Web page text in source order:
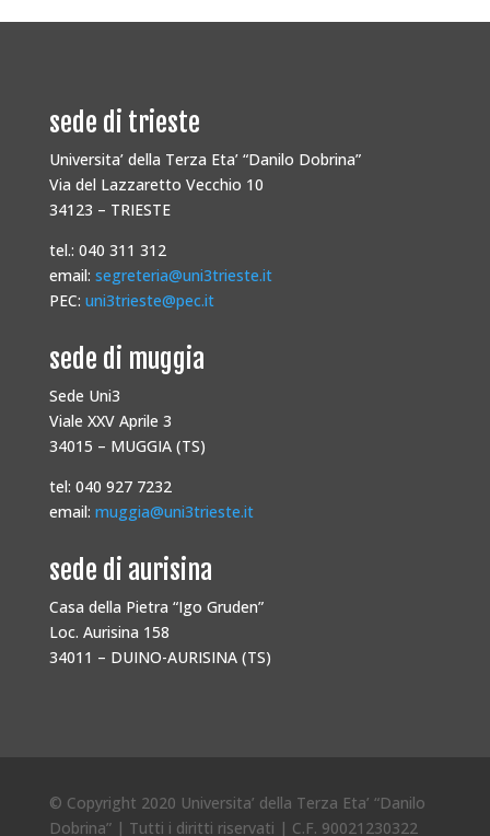
sede di trieste
Universita’ della Terza Eta’ “Danilo Dobrina”
Via del Lazzaretto Vecchio 10
34123 – TRIESTE
tel.: 040 311 312
email: segreteria@uni3trieste.it
PEC: uni3trieste@pec.it
sede di muggia
Sede Uni3
Viale XXV Aprile 3
34015 – MUGGIA (TS)
tel: 040 927 7232
email: muggia@uni3trieste.it
sede di aurisina
Casa della Pietra “Igo Gruden”
Loc. Aurisina 158
34011 – DUINO-AURISINA (TS)
© Copyright 2020 Universita’ della Terza Eta’ “Danilo
Dobrina” | Tutti i diritti riservati | C.F. 90021230322